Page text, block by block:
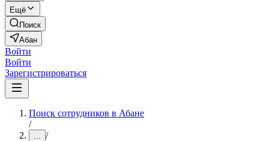
Ещё
Поиск
Абан
Войти
Войти
Зарегистрироваться
Поиск сотрудников в Абане
/
... /